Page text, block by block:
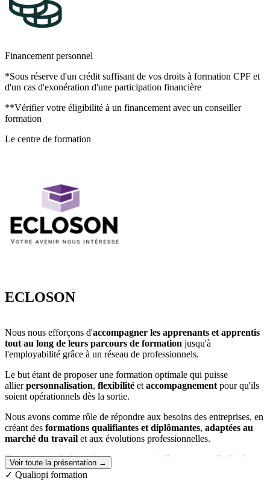
Assurer la gestion administrative, comptable et fiscale de la
déclaration de TVA
jury)
compétences)
Financement personnel
*Sous réserve d'un crédit suffisant de vos droits à formation CPF et
d'un cas d'exonération d'une participation financière
**Vérifier votre éligibilité à un financement avec un conseiller
formation
Le centre de formation
ECLOSON
Nous nous efforçons d'accompagner les apprenants et apprentis
tout au long de leurs parcours de formation jusqu'à
l'employabilité grâce à un réseau de professionnels.
Le but étant de proposer une formation optimale qui puisse
allierpersonnalisation, flexibilité et accompagnement pour qu'ils
soient opérationnels dès la sortie.
Nous avons comme rôle de répondre aux besoins des entreprises, en
créant des formations qualifiantes et diplômantes, adaptées au
marché du travail et aux évolutions professionnelles.
Nos parcours de formation sont construits "sur-mesure"
afin de
répondre au mieux aux besoins de l'apprenant et de l'aider à réaliser
son projet professionnel.
Voir toute la présentation →
✓ Qualiopi formation